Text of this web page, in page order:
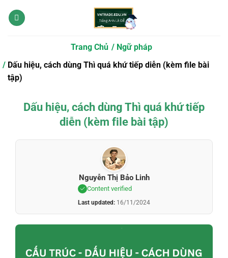
qua
Trang Chủ
Ngữ pháp
Dấu hiệu, cách dùng Thì quá khứ tiếp diễn (kèm file bài
tập)
Dấu hiệu, cách dùng Thì quá khứ tiếp
diễn (kèm file bài tập)
Nguyễn Thị Bảo Linh
Content verified
Last updated: 16/11/2024